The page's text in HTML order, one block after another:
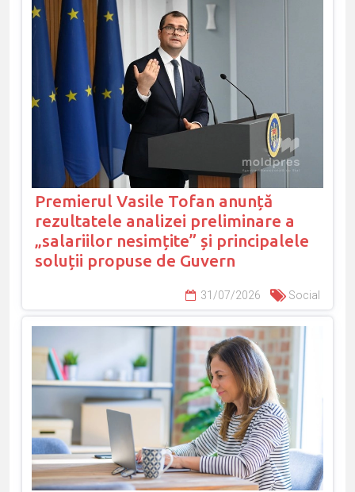
Premierul Vasile Tofan anunță
rezultatele analizei preliminare a
„salariilor nesimțite” și principalele
soluții propuse de Guvern
31/07/2026 Social